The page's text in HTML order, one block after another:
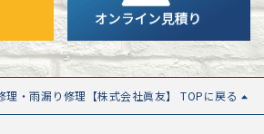
理・雨漏り修理【株式会社眞友】 TOPに戻る